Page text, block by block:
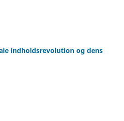
indholdsrevolution og dens